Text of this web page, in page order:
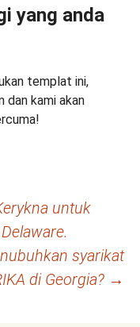
yang anda
templat ini,
dan kami akan
untuk
syarikat
di Georgia? →